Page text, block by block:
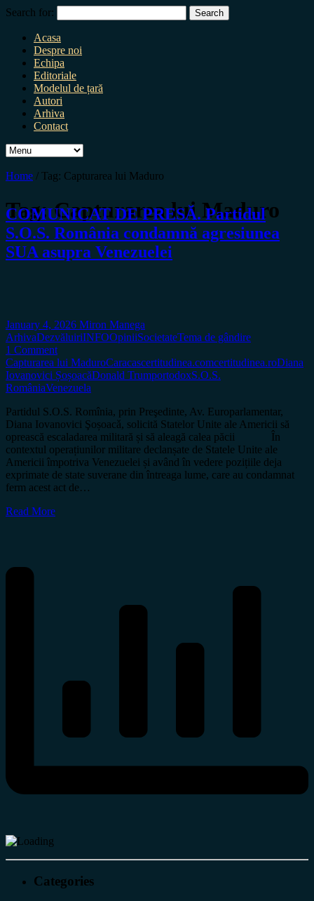
Search for:
Acasa
Despre noi
Echipa
Editoriale
Modelul de țară
Autori
Arhiva
Contact
Home / Tag: Capturarea lui Maduro
Tag:Capturarea lui Maduro
COMUNICAT DE PRESĂ. Partidul
S.O.S. România condamnă agresiunea
SUA asupra Venezuelei
January 4, 2026 Miron Manega
ArhivaDezvăluiriINFOOpiniiSocietateTema de gândire
1 Comment
Capturarea lui MaduroCaracascertitudinea.comcertitudinea.roDiana
Iovanovici ȘoșoacăDonald TrumportodoxS.O.S.
RomâniaVenezuela
Partidul S.O.S. Romînia, prin Preşedinte, Av. Europarlamentar,
Diana Iovanovici Şoșoacǎ, solicită Statelor Unite ale Americii să
oprească escaladarea militară și să aleagă calea păcii În
contextul operațiunilor militare declanșate de Statele Unite ale
Americii împotriva Venezuelei și având în vedere pozițiile deja
exprimate de state suverane din întreaga lume, care au condamnat
ferm acest act de…
Read More
Categories